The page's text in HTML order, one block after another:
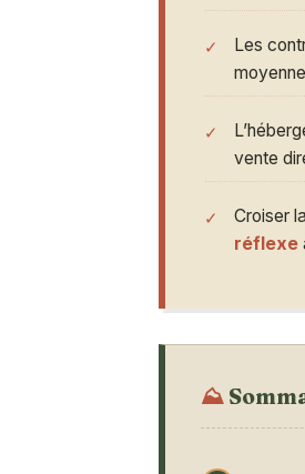
Les
vente
Croiser
réflexe